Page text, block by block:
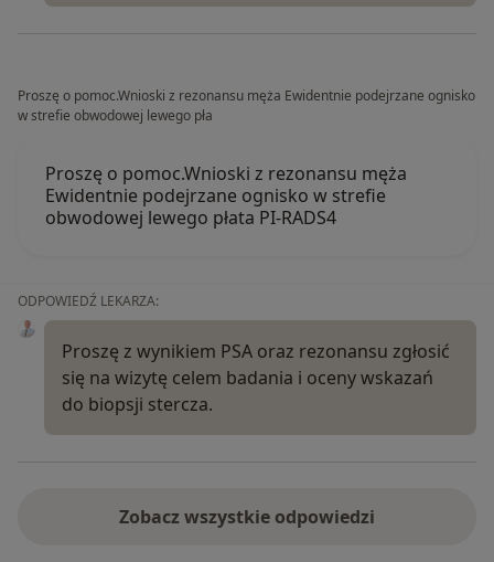
Proszę o pomoc.Wnioski z rezonansu męża Ewidentnie podejrzane ognisko
w strefie obwodowej lewego pła
Proszę o pomoc.Wnioski z rezonansu męża
Ewidentnie podejrzane ognisko w strefie
obwodowej lewego płata PI-RADS4
ODPOWIEDŹ LEKARZA:
Proszę z wynikiem PSA oraz rezonansu zgłosić
się na wizytę celem badania i oceny wskazań
do biopsji stercza.
Zobacz wszystkie odpowiedzi